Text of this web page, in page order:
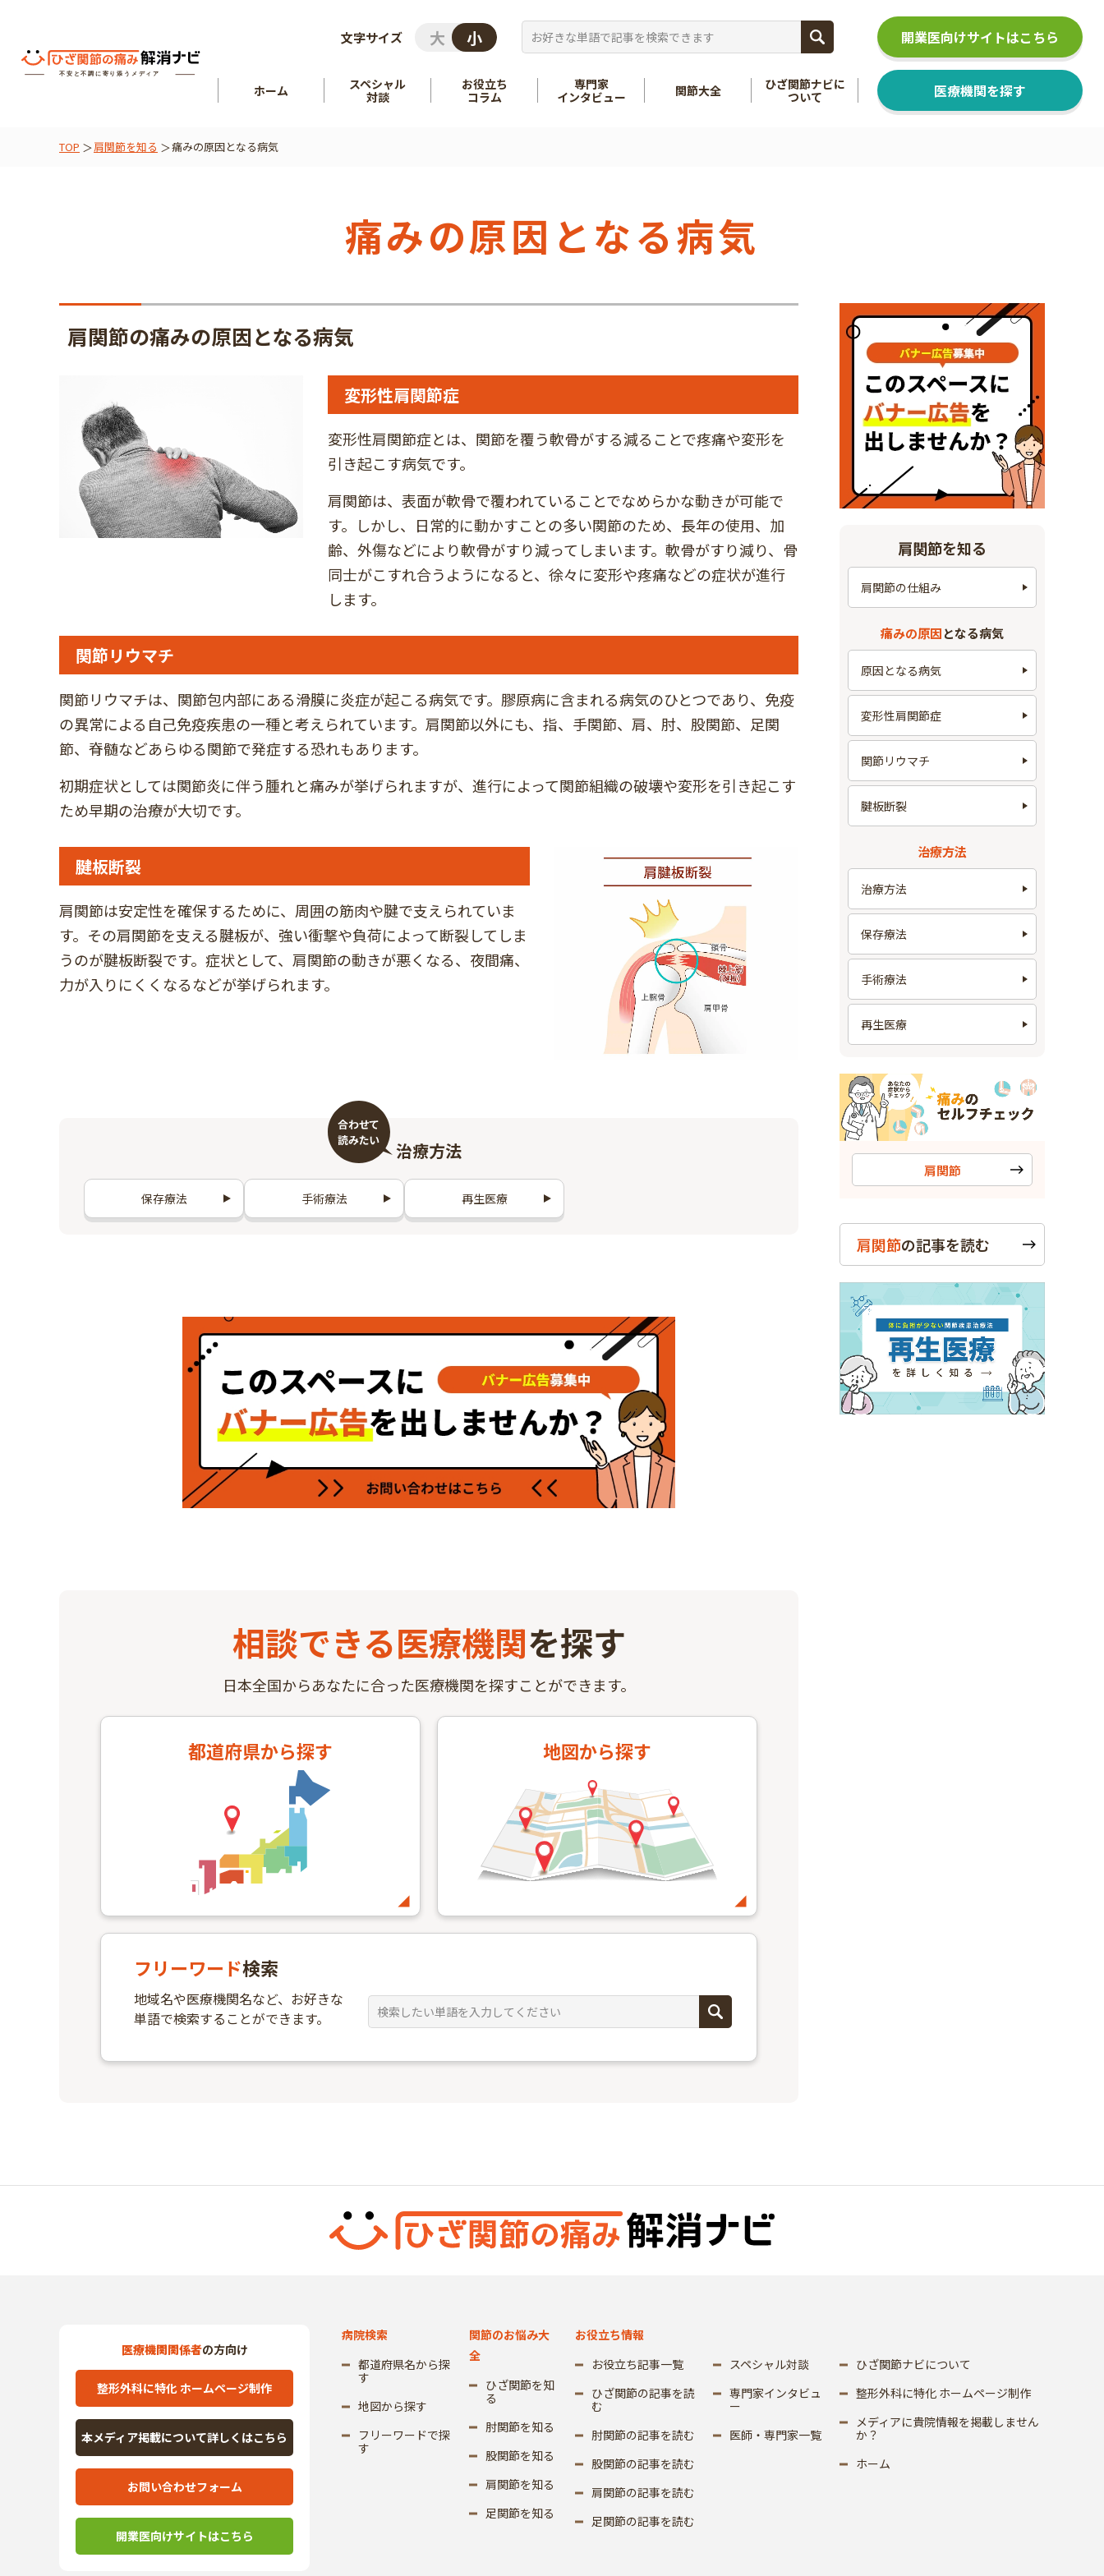
文字サイズ
ホーム
スペシャル
対談
お役立ち
コラム
専門家
インタビュー
関節大全
ひざ関節ナビに
ついて
医療機関を探す
開業医向けサイトはこちら
TOP 肩関節を知る 痛みの原因となる病気
痛みの原因となる病気
肩関節の痛みの原因となる病気
変形性肩関節症
変形性肩関節症とは、関節を覆う軟骨がする減ることで疼痛や変形を
引き起こす病気です。
肩関節は、表面が軟骨で覆われていることでなめらかな動きが可能で
す。しかし、日常的に動かすことの多い関節のため、長年の使用、加
齢、外傷などにより軟骨がすり減ってしまいます。軟骨がすり減り、骨
同士がこすれ合うようになると、徐々に変形や疼痛などの症状が進行
します。
関節リウマチ
関節リウマチは、関節包内部にある滑膜に炎症が起こる病気です。膠原病に含まれる病気のひとつであり、免疫
の異常による自己免疫疾患の一種と考えられています。肩関節以外にも、指、手関節、肩、肘、股関節、足関
節、脊髄などあらゆる関節で発症する恐れもあります。
初期症状としては関節炎に伴う腫れと痛みが挙げられますが、進行によって関節組織の破壊や変形を引き起こす
ため早期の治療が大切です。
腱板断裂
肩関節は安定性を確保するために、周囲の筋肉や腱で支えられていま
す。その肩関節を支える腱板が、強い衝撃や負荷によって断裂してしま
うのが腱板断裂です。症状として、肩関節の動きが悪くなる、夜間痛、
力が入りにくくなるなどが挙げられます。
治療方法
保存療法 手術療法 再生医療
相談できる医療機関を探す
日本全国からあなたに合った医療機関を探すことができます。
都道府県から探す 地図から探す
フリーワード検索
地域名や医療機関名など、お好きな
単語で検索することができます。
肩関節を知る
肩関節の仕組み
痛みの原因となる病気
原因となる病気
変形性肩関節症
関節リウマチ
腱板断裂
治療方法
治療方法
保存療法
手術療法
再生医療
肩関節
肩関節の記事を読む
医療機関関係者の方向け
整形外科に特化 ホームページ制作
本メディア掲載について詳しくはこちら
お問い合わせフォーム
開業医向けサイトはこちら
病院検索
都道府県名から探
す
地図から探す
フリーワードで探
す
関節のお悩み大
全
ひざ関節を知
る
肘関節を知る
股関節を知る
肩関節を知る
足関節を知る
お役立ち情報
お役立ち記事一覧
ひざ関節の記事を読
む
肘関節の記事を読む
股関節の記事を読む
肩関節の記事を読む
足関節の記事を読む
スペシャル対談
専門家インタビュ
ー
医師・専門家一覧
ひざ関節ナビについて
整形外科に特化 ホームページ制作
メディアに貴院情報を掲載しません
か？
ホーム